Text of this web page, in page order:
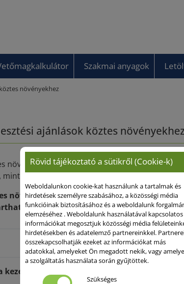
Szakmai anyagok
növényekhez
ajánlások köztes növényekhez
növény termesztése leginkább akkor hozza
mint ahogy a főnövényeket szokták. Ez
növények tudatos termesztése értékes
és erőforrás-hatékony kialakításához.
Rövid tájékoztató a sütikről (Cookie-k)
Weboldalunkon cookie-kat használunk a tartalmak és
hirdetések személyre szabásához, a közösségi média
funkcióinak biztosításához és a weboldalunk
elemzéséhez . Weboldalunk használatával kapcsolatos
információkat megosztjuk közösségi média
hirdetésekben és adatelemző partnereinkkel.
összekapcsolhatják ezeket az információkat más
adatokkal, amelyeket Ön megadott nekik, vagy
a szolgáltatás használata során gyűjtöttek.
Szükséges